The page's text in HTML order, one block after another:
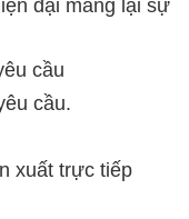
đại mang lại sự
cầu
cầu.
xuất trực tiếp